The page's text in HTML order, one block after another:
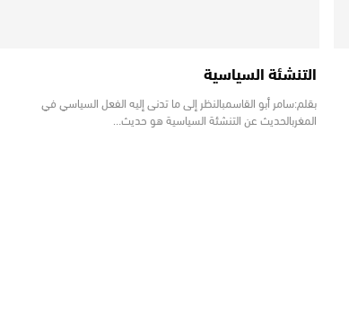
التنشئة السياسية
بقلم:سامر أبو القاسمبالنظر إلى ما تدنى إليه الفعل السياسي في
المغربالحديث عن التنشئة السياسية هو حديث…